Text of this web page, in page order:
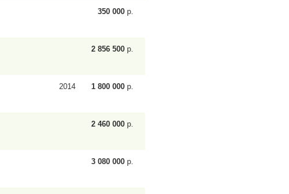
350 000 р.
2 856 500 р.
2014 1 800 000 р.
2 460 000 р.
3 080 000 р.